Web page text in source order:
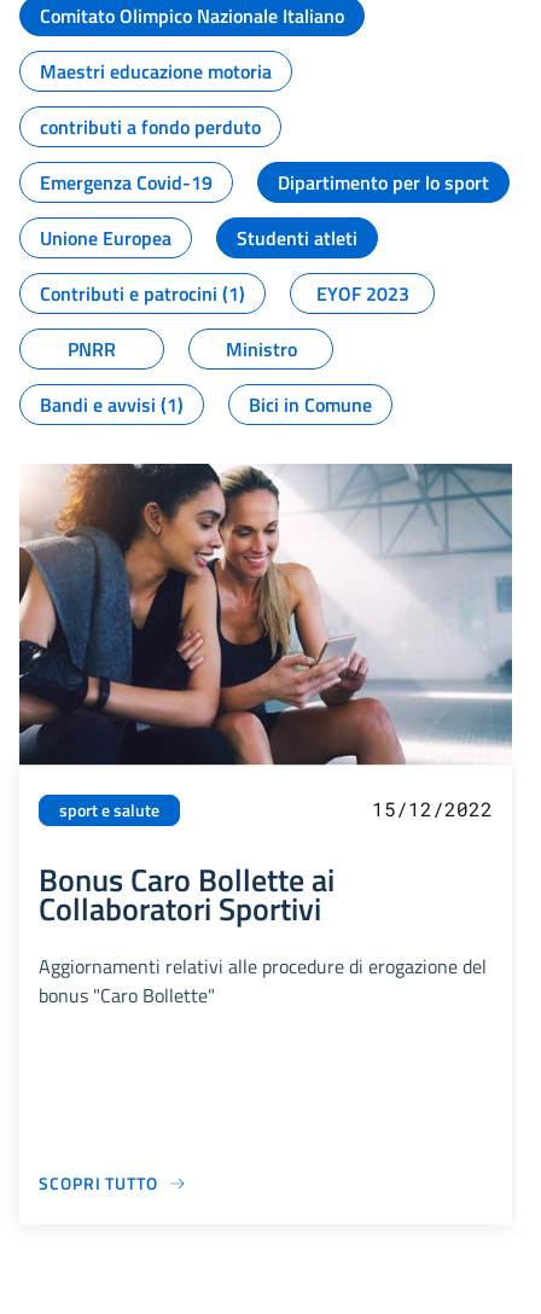
Comitato Olimpico Nazionale Italiano
Maestri educazione motoria
contributi a fondo perduto
Emergenza Covid-19
Dipartimento per lo sport
Unione Europea
Studenti atleti
Contributi e patrocini (1)
EYOF 2023
PNRR
Ministro
Bandi e avvisi (1)
Bici in Comune
sport e salute 15/12/2022
Bonus Caro Bollette ai
Collaboratori Sportivi
Aggiornamenti relativi alle procedure di erogazione del
bonus "Caro Bollette"
SCOPRI TUTTO